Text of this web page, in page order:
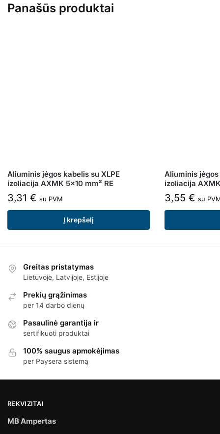
Panašūs produktai
Aliuminis jėgos kabelis su XLPE
izoliacija AXMK 5×10 mm² RE
3,31 € su PVM
Į krepšelį
Aliuminis jėgos
izoliacija
3,55 € su
Greitas pristatymas
Lietuvoje, Latvijoje, Estijoje
Prekių grąžinimas
per 14 darbo dienų
Pasaulinė garantija ir
sertifikuoti produktai
100% saugus apmokėjimas
per Paysera sistemą
REKVIZITAI
MB Ampertas